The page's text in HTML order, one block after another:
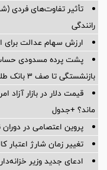
تأثیر تفاوت‌های
رانندگی
ارزش سهام عدالت برای امروز
پشت پرده‌ مسدودی
بازنشستگی تا صف ۳ بانک طلبکار
ماند؟ +جدول
پروین اعتصامی در دوران
تغییر زمان شارژ اعتبار
ادعای جدید وزیر